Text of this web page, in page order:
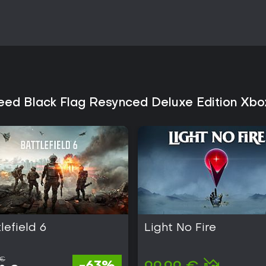
von Resynced loben die
Black Flag Resynced Deluxe Edition
6 Light No Fire